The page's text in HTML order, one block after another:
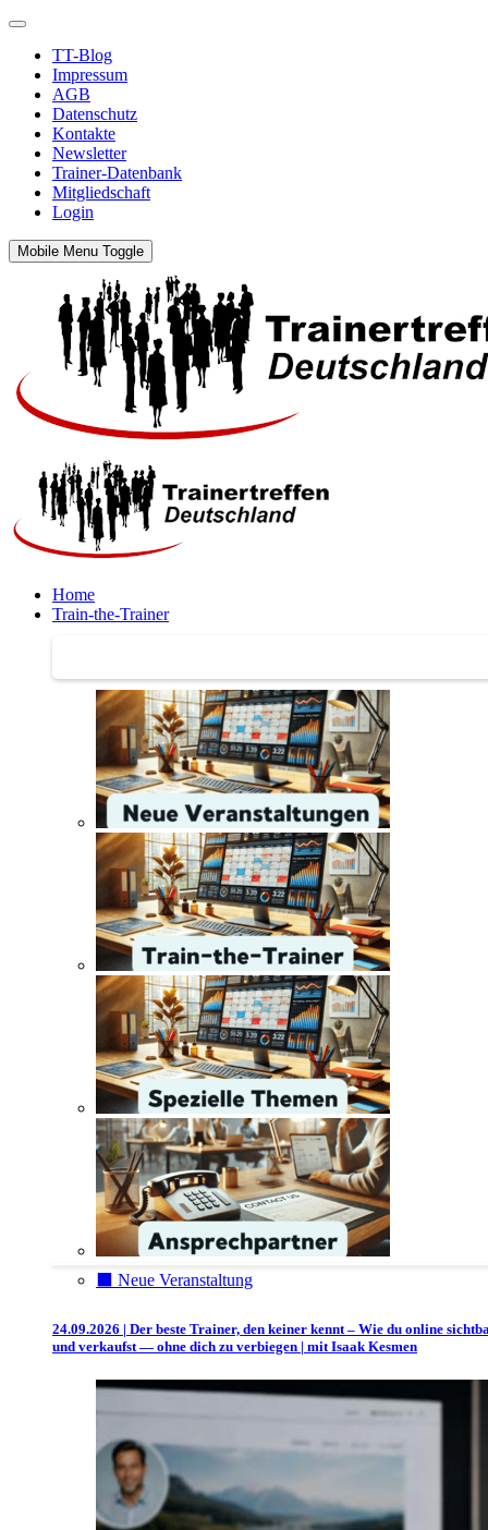
TT-Blog
Impressum
AGB
Datenschutz
Kontakte
Newsletter
Trainer-Datenbank
Mitgliedschaft
Login
Mobile Menu Toggle
Home
Train-the-Trainer
⬛️ Neue Veranstaltung
24.09.2026 | Der beste Trainer, den keiner kennt – Wie du online
und verkaufst — ohne dich zu verbiegen | mit Isaak Kesmen